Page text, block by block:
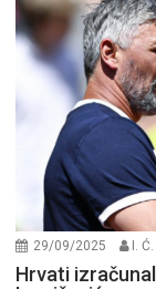
29/09/2025 I. Ć.
Hrvati